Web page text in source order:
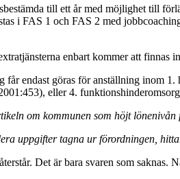
till ett år med möjlighet till
i FAS 1 och FAS 2 med
enbart kommer att
får endast göras för anställning inom
eller 4.
om kommunen som höjt
uppgifter tagna ur förordningen,
Det är bara svaren som